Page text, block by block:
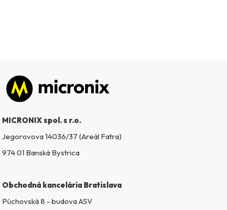
Zápätie
MICRONIX spol. s r.o.
Jegorovova 14036/37 (Areál Fatra)
974 01 Banská Bystrica
Obchodná kancelária Bratislava
Púchovská 8 - budova ASV